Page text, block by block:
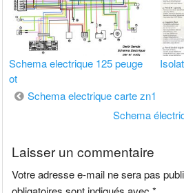
Schema electrique 125 peuge
ot
Navigation
Schema electrique carte zn1
Schema
Laisser un commentaire
Votre adresse e-mail ne sera pas